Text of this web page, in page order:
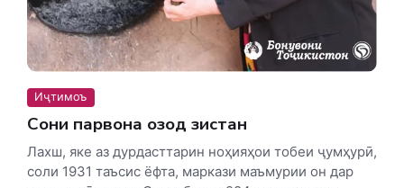
Иҷтимоъ
Сони парвона озод зистан
Лахш, яке аз дурдасттарин ноҳияҳои тобеи ҷумҳурӣ,
соли 1931 таъсис ёфта, маркази маъмурии он дар